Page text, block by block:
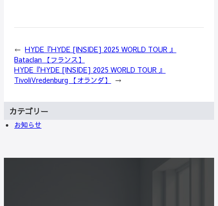
← HYDE『HYDE [INSIDE] 2025 WORLD TOUR 』
Bataclan 【フランス】
HYDE『HYDE [INSIDE] 2025 WORLD TOUR 』
TivoliVredenburg 【オランダ】
→
カテゴリー
お知らせ